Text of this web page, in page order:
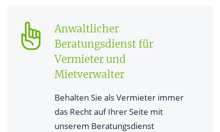
Anwaltlicher
Beratungsdienst für
Vermieter und
Mietverwalter
Behalten Sie als Vermieter immer
das Recht auf Ihrer Seite mit
unserem Beratungsdienst